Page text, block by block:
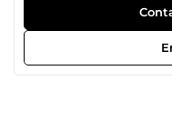
actif. Ce que je peux
professionnel et charte
anniversaire,
Instagram 🍽️ Menu